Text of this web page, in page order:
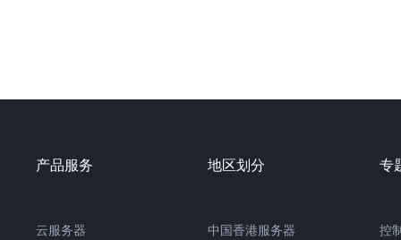
产品服务
云服务器
地区划分
中国香港服务器
专
控